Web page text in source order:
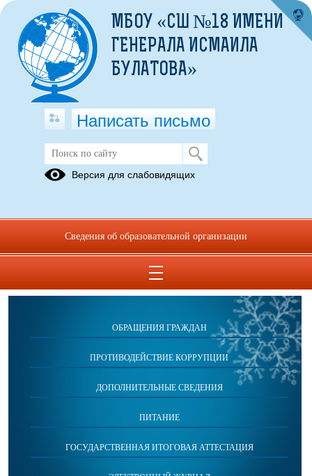
Архив (нормативные документы)
ОБРАЩЕНИЯ ГРАЖДАН
ПРОТИВОДЕЙСТВИЕ КОРРУПЦИИ
ДОПОЛНИТЕЛЬНЫЕ СВЕДЕНИЯ
ПИТАНИЕ
ГОСУДАРСТВЕННАЯ ИТОГОВАЯ АТТЕСТАЦИЯ
МБОУ «СШ №18 ИМЕНИ
ГЕНЕРАЛА ИСМАИЛА
БУЛАТОВА»
Написать письмо
Версия для слабовидящих
Сведения об образовательной организации